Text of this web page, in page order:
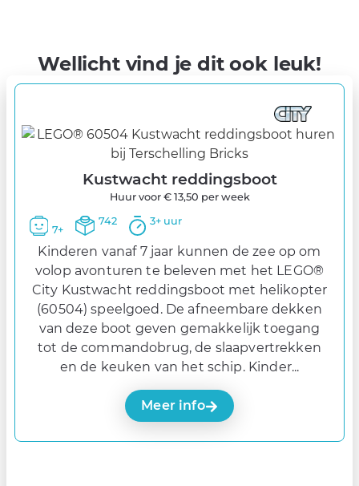
Wellicht vind je dit ook leuk!
Kustwacht reddingsboot
Huur voor € 13,50 per week
7+
742 3+ uur
Kinderen vanaf 7 jaar kunnen de zee op om
volop avonturen te beleven met het LEGO®
City Kustwacht reddingsboot met helikopter
(60504) speelgoed. De afneembare dekken
van deze boot geven gemakkelijk toegang
tot de commandobrug, de slaapvertrekken
en de keuken van het schip. Kinder...
Meer info